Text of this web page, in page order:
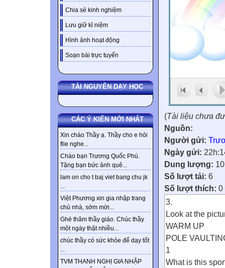
Chia sẻ kinh nghiệm
Lưu giữ kỉ niệm
Hình ảnh hoạt động
Soạn bài trực tuyến
TÀI NGUYÊN DẠY HỌC
CÁC Ý KIẾN MỚI NHẤT
Xin chào Thầy ạ. Thầy cho e hỏi
flie nghe...
Chào bạn Trương Quốc Phú.
Tặng bạn bức ảnh quê...
lam on cho t baj viet bang chu jk
...
Việt Phương xin gia nhập trang
chủ nhà, sớm mời...
Ghé thăm thầy giáo. Chúc thầy
một ngày thật nhiều...
chúc thầy có sức khỏe để dạy tốt
...
TVM THANH NGHỊ GIA NHẬP
(Tài liệu chưa
Nguồn:
Người gửi:
Ngày gửi:
Dung lượng:
Số lượt tải: 6
Số lượt thích: 0
3.
Look at the
WARM UP
POLE
1
What is this